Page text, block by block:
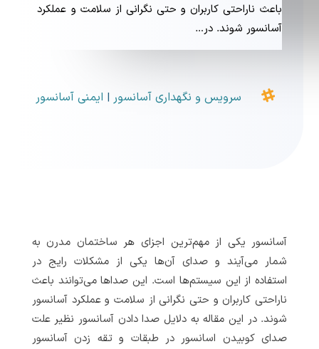
باعث ناراحتی کاربران و حتی نگرانی از سلامت و عملکرد
آسانسور شوند. در…
 سرویس و نگهداری آسانسور | ایمنی آسانسور
آسانسور یکی از مهم‌ترین اجزای هر ساختمان مدرن به
شمار می‌آیند و صدای آن‌ها یکی از مشکلات رایج در
استفاده از این سیستم‌ها است. این صداها می‌توانند باعث
ناراحتی کاربران و حتی نگرانی از سلامت و عملکرد آسانسور
شوند. در این مقاله به دلایل صدا دادن آسانسور نظیر علت
صدای کوبیدن اسانسور در طبقات و تقه زدن آسانسور